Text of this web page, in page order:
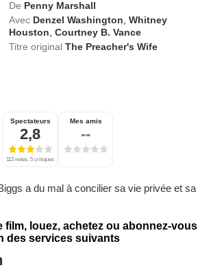
De Penny Marshall
Avec Denzel Washington ,Whitney
Houston ,Courtney B. Vance
Titre originalThe Preacher's Wife
Spectateurs
2,8
112 notes, 5 critiques
Mes amis
--
a du mal à concilier sa vie privée et sa
film, louez, achetez ou abonnez-vous
des services suivants